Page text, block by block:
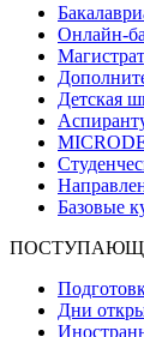
Онлайн-
Детская
Базовые
Дни